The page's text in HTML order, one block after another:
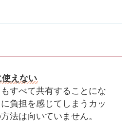
えない
すべて共有することにな
負担を感じてしまうカッ
法は向いていません。